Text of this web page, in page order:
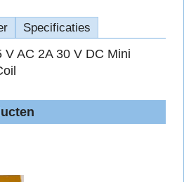
Specificaties
V AC 2A 30 V DC Mini